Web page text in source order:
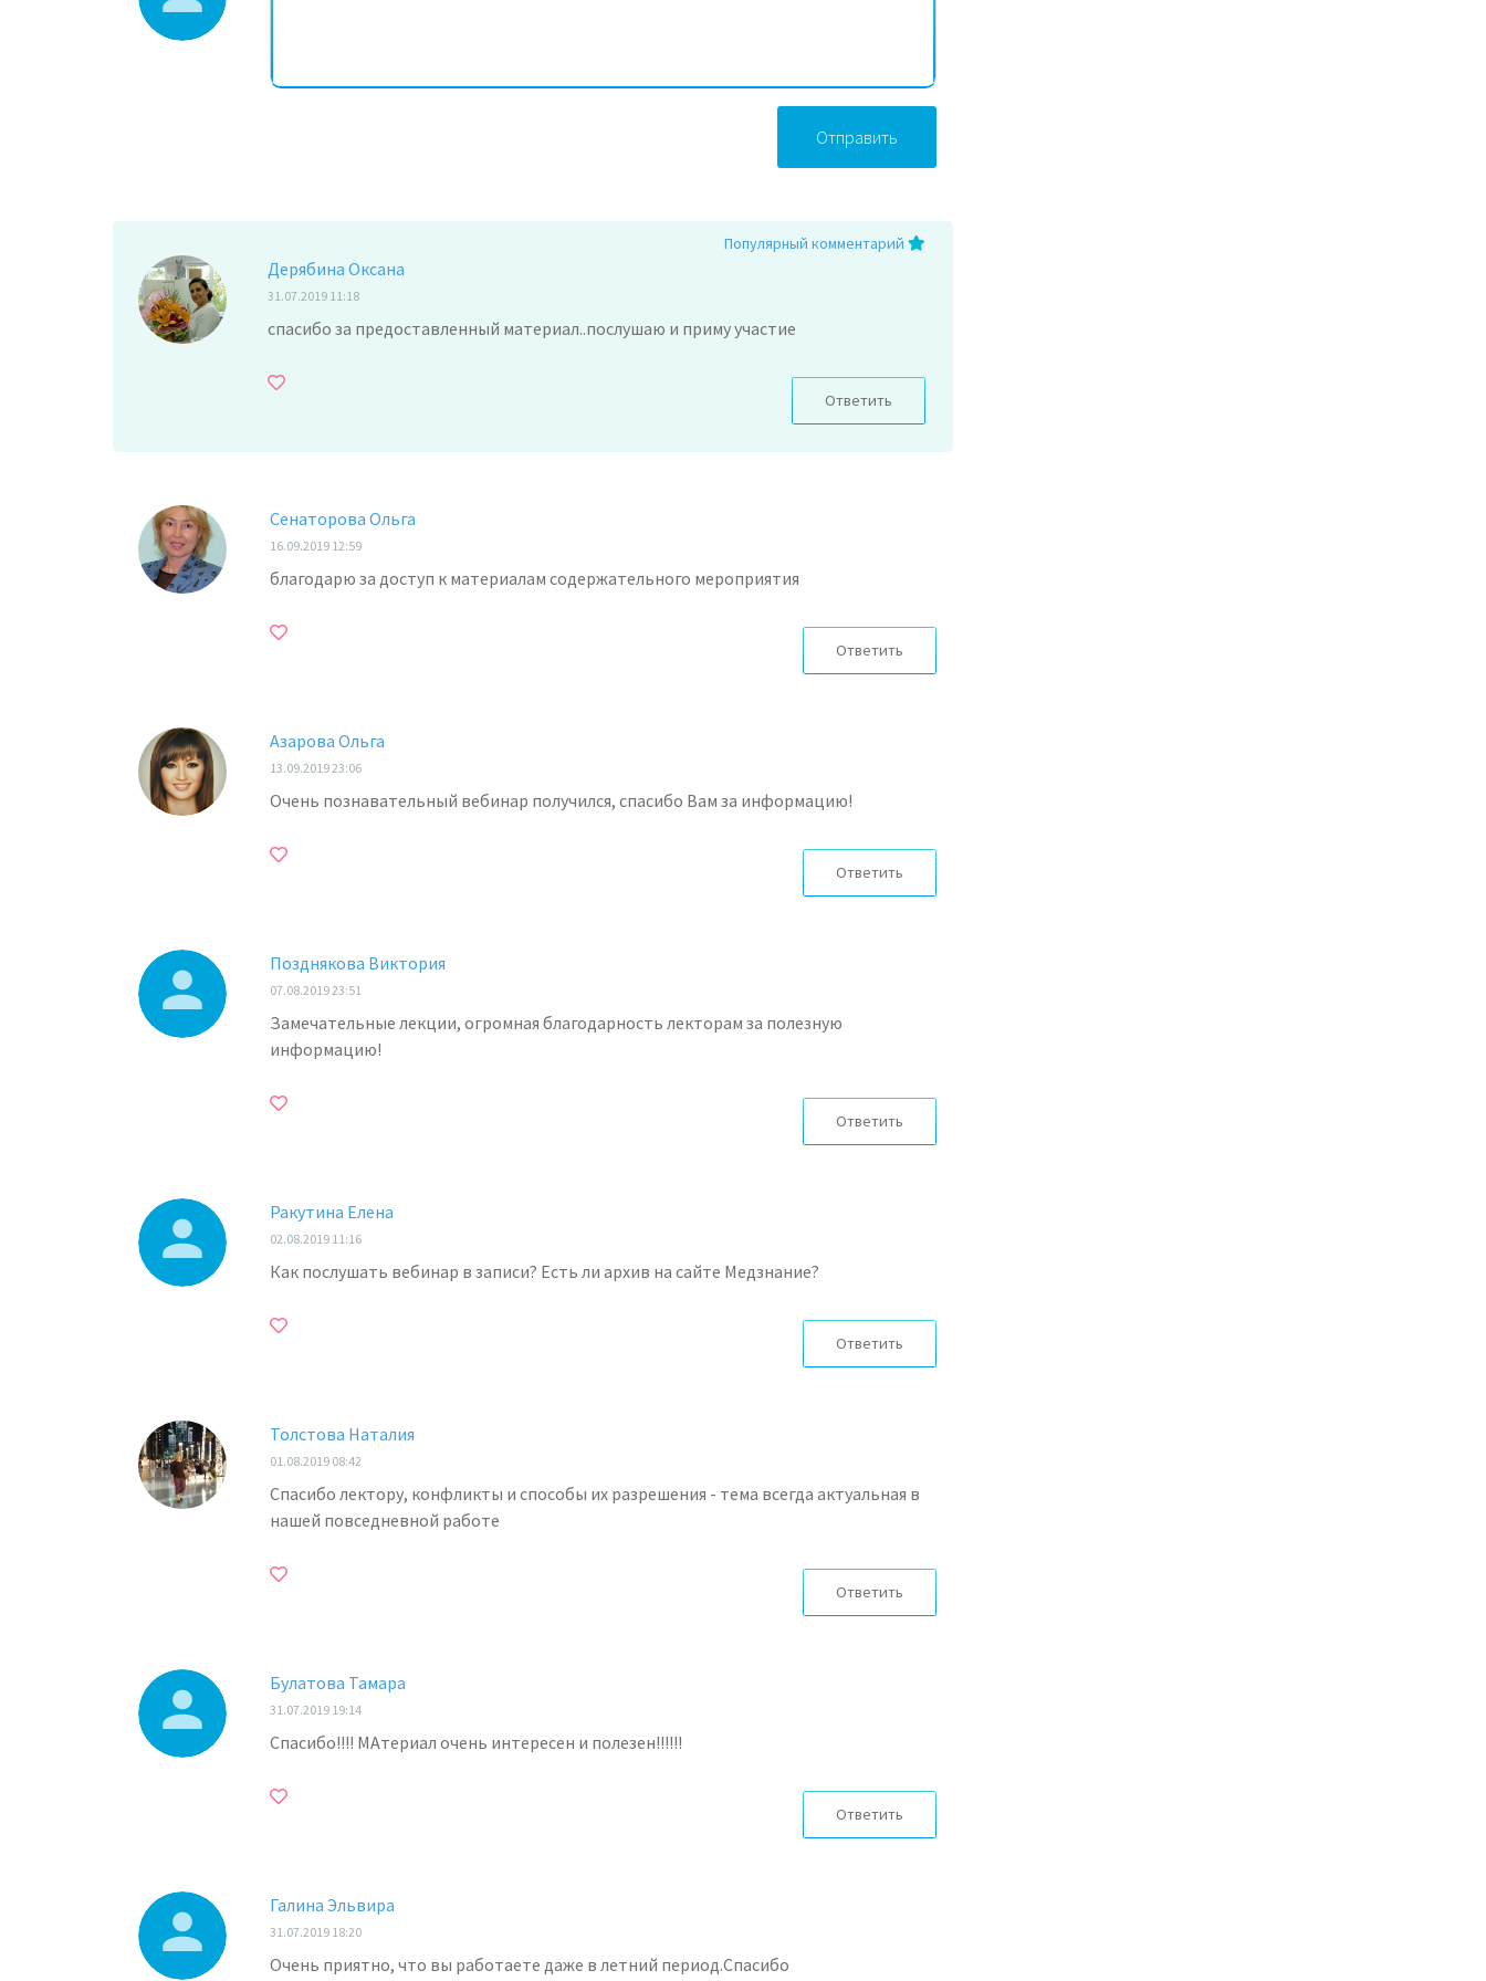
Отправить
Популярный комментарий
Дерябина Оксана
31.07.2019 11:18
спасибо за предоставленный материал..послушаю и приму участие
Ответить
Сенаторова Ольга
16.09.2019 12:59
благодарю за доступ к материалам содержательного мероприятия
Ответить
Азарова Ольга
13.09.2019 23:06
Очень познавательный вебинар получился, спасибо Вам за информацию!
Ответить
Позднякова Виктория
07.08.2019 23:51
Замечательные лекции, огромная благодарность лекторам за полезную
информацию!
Ответить
Ракутина Елена
02.08.2019 11:16
Как послушать вебинар в записи? Есть ли архив на сайте Медзнание?
Ответить
Толстова Наталия
01.08.2019 08:42
Спасибо лектору, конфликты и способы их разрешения - тема всегда актуальная в
нашей повседневной работе
Ответить
Булатова Тамара
31.07.2019 19:14
Спасибо!!!! МАтериал очень интересен и полезен!!!!!!
Ответить
Галина Эльвира
31.07.2019 18:20
Очень приятно, что вы работаете даже в летний период.Спасибо